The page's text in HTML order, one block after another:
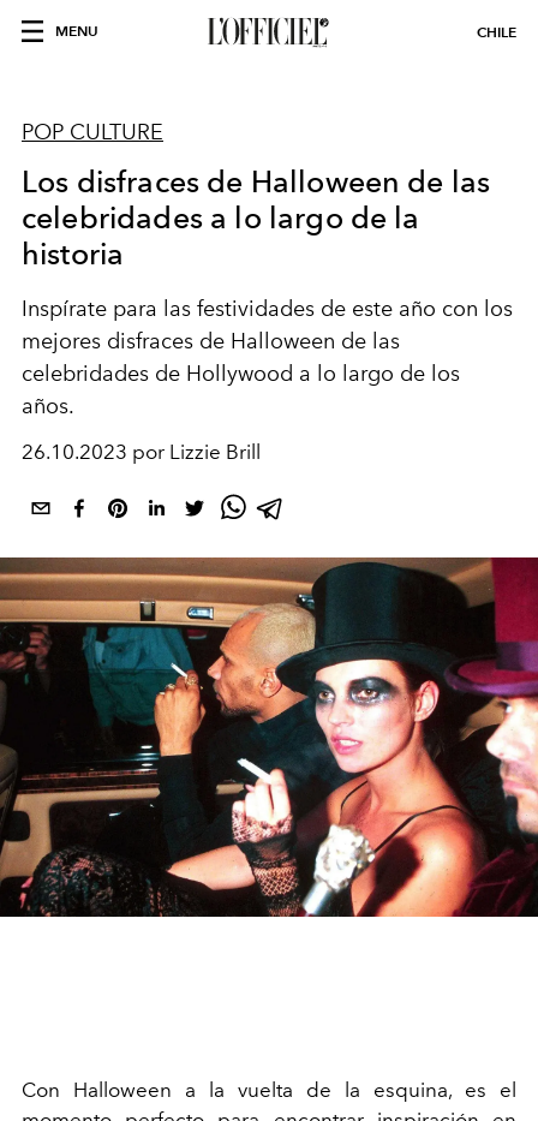
MENU CHILE
POP CULTURE
Los disfraces de Halloween de las
celebridades a lo largo de la
historia
Inspírate para las festividades de este año con los
mejores disfraces de Halloween de las
celebridades de Hollywood a lo largo de los
años.
26.10.2023 por Lizzie Brill
Con Halloween a la vuelta de la esquina, es el